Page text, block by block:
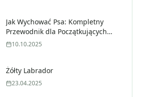
Jak Wychować Psa: Kompletny
Przewodnik dla Początkujących
Właścicieli [2025]
10.10.2025
Żółty Labrador
23.04.2025